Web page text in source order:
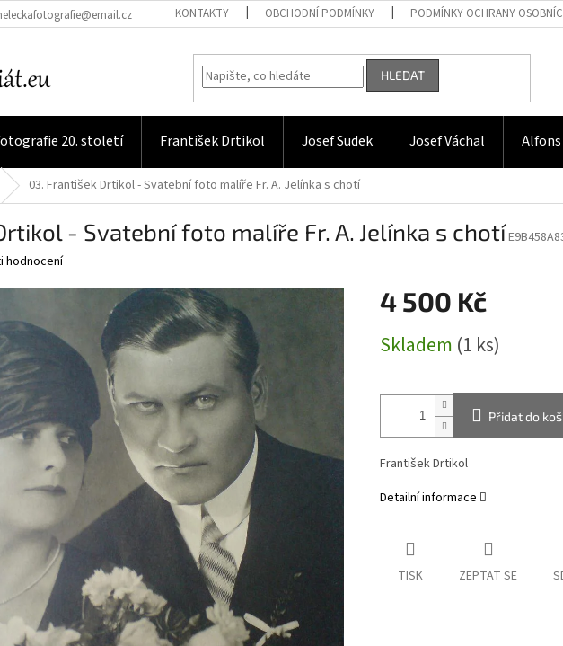
KONTAKTY OBCHODNÍ PODMÍNKY PODMÍNKY OCHRANY
HLEDAT
20. století František Drtikol Josef Sudek Josef Váchal Alfons
03. František Drtikol - Svatební foto malíře Fr. A. Jelínka s chotí
- Svatební foto malíře Fr. A. Jelínka s chotí
hodnocení
4 500 Kč
cena:
Skladem (1 ks)
Přidat do
František Drtikol
Detailní informace
TISK ZEPTAT SE